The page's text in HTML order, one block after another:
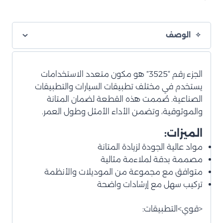
الوصف
الجزء رقم “3525” هو مكون متعدد الاستخدامات
يستخدم في مختلف تطبيقات السيارات والتطبيقات
الصناعية. صُممت هذه القطعة لضمان المتانة
والموثوقية، وتضمن الأداء الأمثل وطول العمر.
الميزات:
مواد عالية الجودة لزيادة المتانة
مصممة بدقة لملاءمة مثالية
متوافق مع مجموعة من الموديلات والأنظمة
تركيب سهل مع إرشادات واضحة
<قوي>التطبيقات: